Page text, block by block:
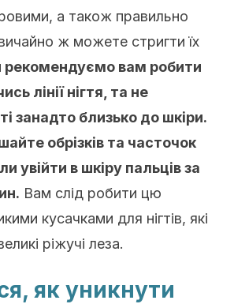
а також правильно
ж можете стригти їх
вам робити
лінії нігтя, та не
занадто близько до шкіри.
обрізків та часточок
увійти в шкіру пальців за
Вам слід робити цю
кусачками для нігтів, які
ріжучі леза.
як уникнути